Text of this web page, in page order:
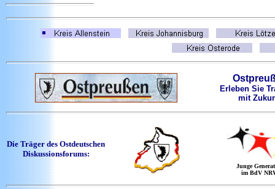
Erleben Sie
mit
Die Träger des Ostdeutschen
Diskussionsforums:
Junge
im BdV